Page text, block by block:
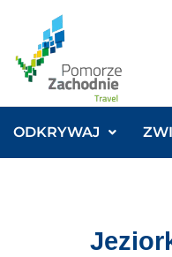
ODKRYWAJ